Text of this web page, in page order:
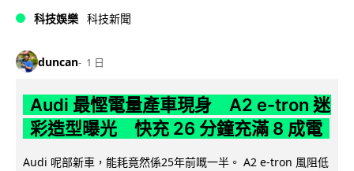
科技娛樂 科技新聞
duncan 1 日
Audi 最慳電量產車現身 A2 e-tron 迷
彩造型曝光 快充 26 分鐘充滿 8 成電
Audi 呢部新車，能耗竟然係25年前嘅一半。 A2 e-tron 風阻低